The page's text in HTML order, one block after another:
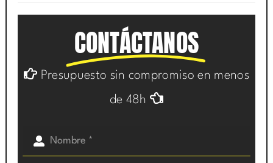
CONTÁCTANOS
Presupuesto sin compromiso en menos
de 48h